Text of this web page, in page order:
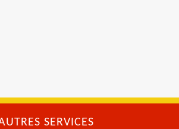
SERVICES